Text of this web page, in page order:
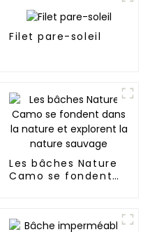
Filet pare-soleil
Les bâches Nature
Camo se fondent